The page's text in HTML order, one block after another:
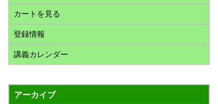
カートを見る
登録情報
講義カレンダー
アーカイブ